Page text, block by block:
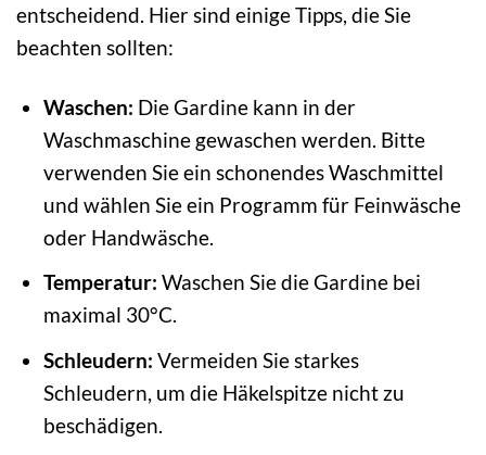
entscheidend. Hier sind einige Tipps, die Sie
beachten sollten:
Waschen: Die Gardine kann in der
Waschmaschine gewaschen werden. Bitte
verwenden Sie ein schonendes Waschmittel
und wählen Sie ein Programm für Feinwäsche
oder Handwäsche.
Temperatur: Waschen Sie die Gardine bei
maximal 30°C.
Schleudern: Vermeiden Sie starkes
Schleudern, um die Häkelspitze nicht zu
beschädigen.